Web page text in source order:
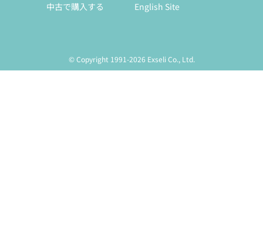
中古で購入する
English Site
© Copyright 1991-2026 Exseli Co., Ltd.